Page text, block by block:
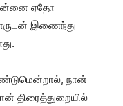
என்னை ஏதோ
இணைந்து
நான்
திரைத்துறையில்